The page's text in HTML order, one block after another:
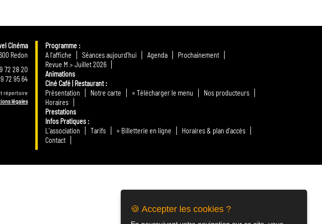
Cinéma
Redon
72 28 20
72 95 64
répertoire
légales
Programme
A l'affiche
Séances aujourd'hui Agenda
Prochainement
Revue M > Juillet 2026
Animations
Ciné Café | Restaurant
Présentation
Notre carte » Télécharger le menu
Nos producteurs
Horaires
Prestations
Infos Pratiques
L'association
Tarifs » Billetterie en ligne
Horaires & plan d'accès
Contact
🍪 Accepter les cookies ?